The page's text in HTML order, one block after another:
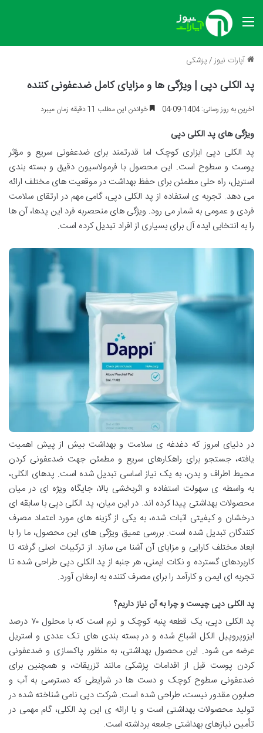
منو
آپارات نیوز/پزشکی
پد الکلی دپی | ویژگی ها و مزایای کامل ضدعفونی کننده
آخرین به روز رسانی: 1404-09-04 خواندن این مطلب 11 دقیقه زمان میبرد
ویژگی های پد الکلی دپی
پد الکلی دپی ابزاری کوچک اما قدرتمند برای ضدعفونی سریع و مؤثر
پوست و سطوح است. این محصول با فرمولاسیون دقیق و بسته بندی
استریل، راه حلی مطمئن برای حفظ بهداشت در موقعیت های مختلف ارائه
می دهد. تجربه ی استفاده از پد الکلی دپی، گامی مهم در ارتقای سلامت
فردی و عمومی به شمار می رود. ویژگی های منحصربه فرد این پدها، آن ها
را به انتخابی ایده آل برای بسیاری از افراد تبدیل کرده است.
در دنیای امروز که دغدغه ی سلامت و بهداشت بیش از پیش اهمیت
یافته، جستجو برای راهکارهای سریع و مطمئن جهت ضدعفونی کردن
محیط اطراف و بدن، به یک نیاز اساسی تبدیل شده است. پدهای الکلی،
به واسطه ی سهولت استفاده و اثربخشی بالا، جایگاه ویژه ای در میان
محصولات بهداشتی پیدا کرده اند. در این میان، پد الکلی دپی با سابقه ای
درخشان و کیفیتی اثبات شده، به یکی از گزینه های مورد اعتماد مصرف
کنندگان تبدیل شده است. بررسی عمیق ویژگی های این محصول، ما را با
ابعاد مختلف کارایی و مزایای آن آشنا می سازد. از ترکیبات اصلی گرفته تا
کاربردهای گسترده و نکات ایمنی، هر جنبه از پد الکلی دپی طراحی شده تا
تجربه ای ایمن و کارآمد را برای مصرف کننده به ارمغان آورد.
پد الکلی دپی چیست و چرا به آن نیاز داریم؟
پد الکلی دپی، یک قطعه پنبه کوچک و نرم است که با محلول ۷۰ درصد
ایزوپروپیل الکل اشباع شده و در بسته بندی های تک عددی و استریل
عرضه می شود. این محصول بهداشتی، به منظور پاکسازی و ضدعفونی
کردن پوست قبل از اقدامات پزشکی مانند تزریقات، و همچنین برای
ضدعفونی سطوح کوچک و دست ها در شرایطی که دسترسی به آب و
صابون مقدور نیست، طراحی شده است. شرکت دپی نامی شناخته شده در
تولید محصولات بهداشتی است و با ارائه ی این پد الکلی، گام مهمی در
تأمین نیازهای بهداشتی جامعه برداشته است.